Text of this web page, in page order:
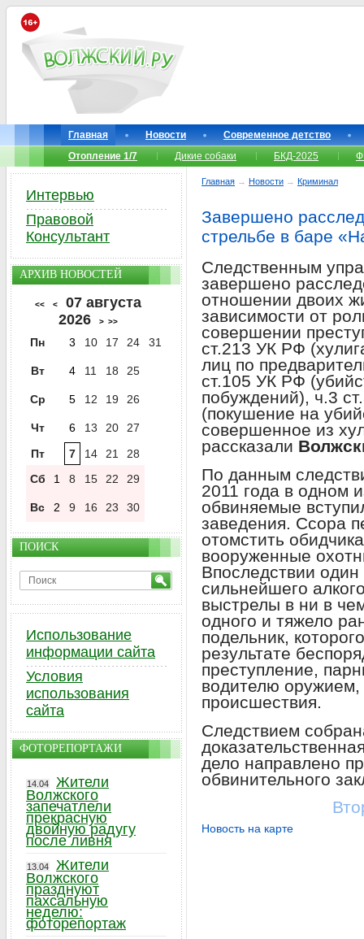
Главная Новости
Современное детство
Отопление 1/7
Дикие собаки БКД-2025
Главная → Новости → Криминал
Завершено
стрельбе в баре
Следственным
завершено
отношении двоих
зависимости от
совершении
ст.213 УК РФ
лиц по
ст.105 УК РФ
побуждений), ч.3
(покушение на
совершенное из
рассказали
По данным
2011 года в одном
обвиняемые
заведения. Ссора
отомстить
вооруженные
Впоследствии
сильнейшего
выстрелы в ни в
одного и тяжело
подельник,
результате
преступление,
водителю оружием,
происшествия.
Следствием
дело направлено
обвинительного
Новость на карте
Интервью
Правовой
Консультант
АРХИВ НОВОСТЕЙ
<< <
07 августа
2026
> >>
Пн 3 10 17 24 31
Вт 4 11 18 25
Ср 5 12 19 26
Чт 6 13 20
27
Пт
7 14 21
28
Сб
1 8 15 22 29
Вс 2 9 16 23 30
ПОИСК
Использование
информации сайта
Условия
использования
сайта
ФОТОРЕПОРТАЖИ
14.04
Жители
Волжского
запечатлели
прекрасную
двойную радугу
после ливня
13.04
Жители
Волжского
празднуют
пахсальную
неделю:
фоторепортаж